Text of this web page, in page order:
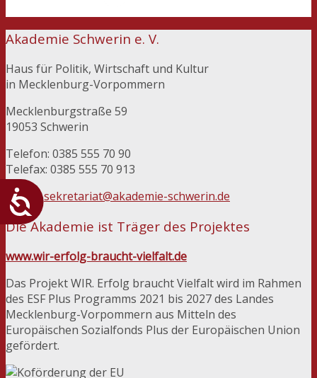
Akademie Schwerin e. V.
Haus für Politik, Wirtschaft und Kultur
in Mecklenburg-Vorpommern
Mecklenburgstraße 59
19053 Schwerin
Telefon: 0385 555 70 90
Telefax: 0385 555 70 913
E-Mail:sekretariat@akademie-schwerin.de
Die Akademie ist Träger des Projektes
www.wir-erfolg-braucht-vielfalt.de
Das Projekt WIR. Erfolg braucht Vielfalt wird im Rahmen
des ESF Plus Programms 2021 bis 2027 des Landes
Mecklenburg-Vorpommern aus Mitteln des
Europäischen Sozialfonds Plus der Europäischen Union
gefördert.